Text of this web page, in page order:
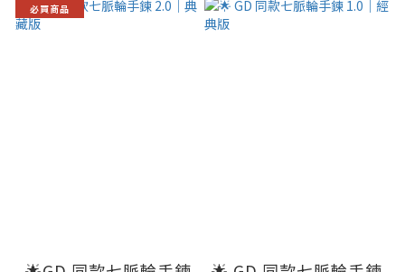
必買商品